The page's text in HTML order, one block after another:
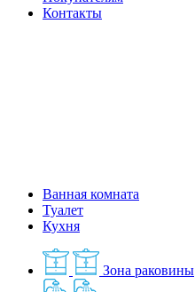
Контакты
Ванная комната
Туалет
Кухня
Зона раковины